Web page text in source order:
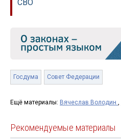
СВО
Госдума Совет Федерации
Ещё материалы: Вячеслав Володин ,
Рекомендуемые материалы